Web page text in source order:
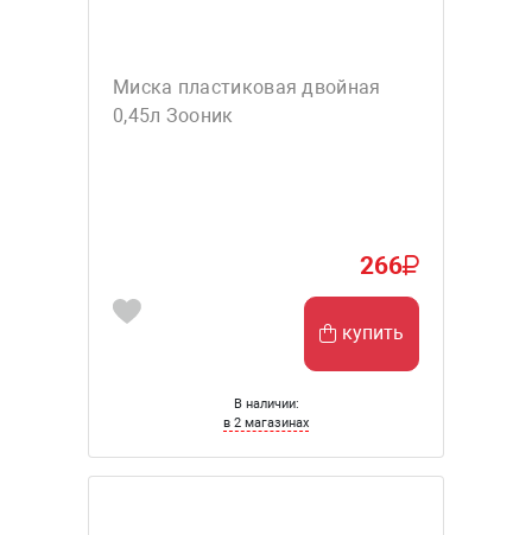
Миска пластиковая двойная
0,45л Зооник
266
купить
В наличии:
в 2 магазинах